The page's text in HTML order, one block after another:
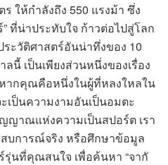
ให้กำลังถึง 550 แรงม้า ซึ่ง
ที่น่าประทับใจ ก้าวต่อไปสู่โลก
ระวัติศาสตร์อันน่าทึ่งของ 10
นี้ เป็นเพียงส่วนหนึ่งของเรื่อง
ากคุณคือหนึ่งในผู้ที่หลงใหลใน
ะเป็นความงามอันเป็นอมตะ
ญาณแห่งความเป็นสปอร์ต เรา
การณ์จริง หรือศึกษาข้อมูล
รุ่นที่คุณสนใจ เพื่อค้นหา “จากั